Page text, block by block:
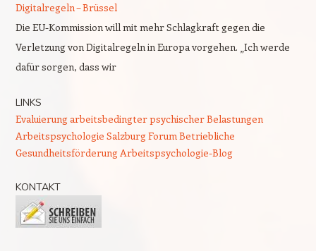
Digitalregeln – Brüssel
Die EU-Kommission will mit mehr Schlagkraft gegen die
Verletzung von Digitalregeln in Europa vorgehen. „Ich werde
dafür sorgen, dass wir
LINKS
Evaluierung arbeitsbedingter psychischer Belastungen
Arbeitspsychologie Salzburg Forum Betriebliche
Gesundheitsförderung Arbeitspsychologie-Blog
KONTAKT